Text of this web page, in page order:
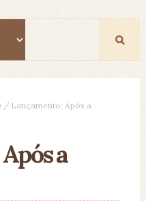
/ Lançamento: Após a
a